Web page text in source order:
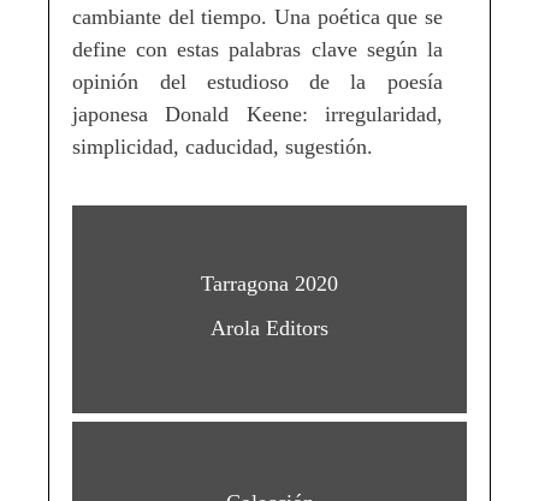
cambiante del tiempo. Una poética que se
define con estas palabras clave según la
opinión del estudioso de la poesía
japonesa Donald Keene: irregularidad,
simplicidad, caducidad, sugestión.
Tarragona 2020
Arola Editors